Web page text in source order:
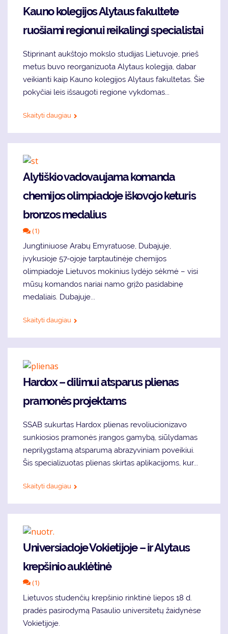
Kauno kolegijos Alytaus fakultete
ruošiami regionui reikalingi specialistai
Stiprinant aukštojo mokslo studijas Lietuvoje, prieš
metus buvo reorganizuota Alytaus kolegija, dabar
veikianti kaip Kauno kolegijos Alytaus fakultetas. Šie
pokyčiai leis išsaugoti regione vykdomas...
Skaityti daugiau
Alytiškio vadovaujama komanda
chemijos olimpiadoje iškovojo keturis
bronzos medalius
(1)
Jungtiniuose Arabų Emyratuose, Dubajuje,
įvykusioje 57-ojoje tarptautinėje chemijos
olimpiadoje Lietuvos mokinius lydėjo sėkmė – visi
mūsų komandos nariai namo grįžo pasidabinę
medaliais. Dubajuje...
Skaityti daugiau
Hardox – dilimui atsparus plienas
pramonės projektams
SSAB sukurtas Hardox plienas revoliucionizavo
sunkiosios pramonės įrangos gamybą, siūlydamas
neprilygstamą atsparumą abrazyviniam poveikiui.
Šis specializuotas plienas skirtas aplikacijoms, kur...
Skaityti daugiau
Universiadoje Vokietijoje – ir Alytaus
krepšinio auklėtinė
(1)
Lietuvos studenčių krepšinio rinktinė liepos 18 d.
pradės pasirodymą Pasaulio universitetų žaidynėse
Vokietijoje.